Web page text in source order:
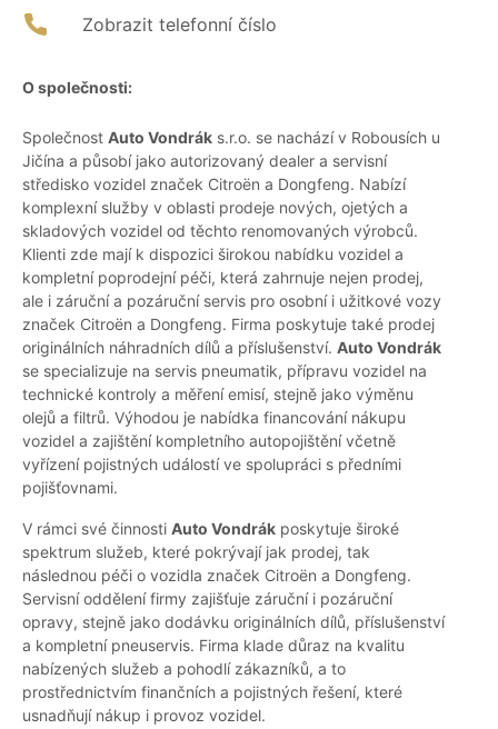
Zobrazit telefonní číslo
O společnosti:
Společnost Auto Vondrák s.r.o. se nachází v Robousích u
Jičína a působí jako autorizovaný dealer a servisní
středisko vozidel značek Citroën a Dongfeng. Nabízí
komplexní služby v oblasti prodeje nových, ojetých a
skladových vozidel od těchto renomovaných výrobců.
Klienti zde mají k dispozici širokou nabídku vozidel a
kompletní poprodejní péči, která zahrnuje nejen prodej,
ale i záruční a pozáruční servis pro osobní i užitkové vozy
značek Citroën a Dongfeng. Firma poskytuje také prodej
originálních náhradních dílů a příslušenství. Auto Vondrák
se specializuje na servis pneumatik, přípravu vozidel na
technické kontroly a měření emisí, stejně jako výměnu
olejů a filtrů. Výhodou je nabídka financování nákupu
vozidel a zajištění kompletního autopojištění včetně
vyřízení pojistných událostí ve spolupráci s předními
pojišťovnami.
V rámci své činnosti Auto Vondrák poskytuje široké
spektrum služeb, které pokrývají jak prodej, tak
následnou péči o vozidla značek Citroën a Dongfeng.
Servisní oddělení firmy zajišťuje záruční i pozáruční
opravy, stejně jako dodávku originálních dílů, příslušenství
a kompletní pneuservis. Firma klade důraz na kvalitu
nabízených služeb a pohodlí zákazníků, a to
prostřednictvím finančních a pojistných řešení, které
usnadňují nákup i provoz vozidel.